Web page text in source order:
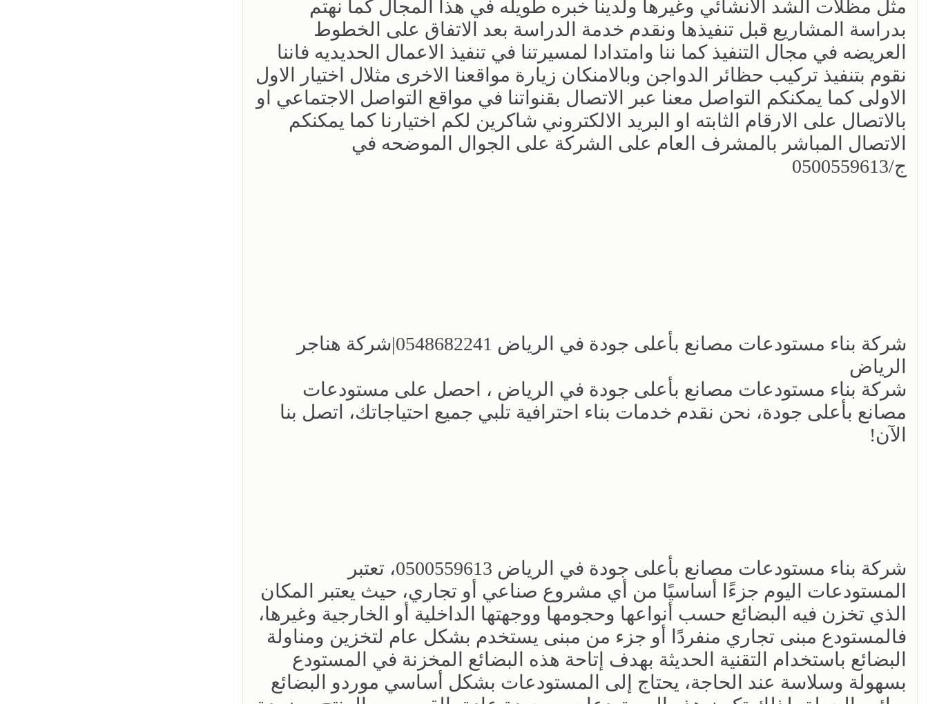
مثل مظلات الشد الانشائي وغيرها ولدينا خبره طويله في هذا المجال كما نهتم
بدراسة المشاريع قبل تنفيذها ونقدم خدمة الدراسة بعد الاتفاق على الخطوط
العريضه في مجال التنفيذ كما ننا وامتدادا لمسيرتنا في تنفيذ الاعمال الحديديه فاننا
نقوم بتنفيذ تركيب حظائر الدواجن وبالامنكان زيارة مواقعنا الاخرى مثلال اختيار الاول
الاولى كما يمكنكم التواصل معنا عبر الاتصال بقنواتنا في مواقع التواصل الاجتماعي او
بالاتصال على الارقام الثابته او البريد الالكتروني شاكرين لكم اختيارنا كما يمكنكم
الاتصال المباشر بالمشرف العام على الشركة على الجوال الموضحه في
ج/0500559613
شركة بناء مستودعات مصانع بأعلى جودة في الرياض 0548682241|شركة هناجر
الرياض
شركة بناء مستودعات مصانع بأعلى جودة في الرياض ، احصل على مستودعات
مصانع بأعلى جودة، نحن نقدم خدمات بناء احترافية تلبي جميع احتياجاتك، اتصل بنا
الآن!
شركة بناء مستودعات مصانع بأعلى جودة في الرياض 0500559613، تعتبر
المستودعات اليوم جزءًا أساسيًا من أي مشروع صناعي أو تجاري، حيث يعتبر المكان
الذي تخزن فيه البضائع حسب أنواعها وحجومها ووجهتها الداخلية أو الخارجية وغيرها،
فالمستودع مبنى تجاري منفردًا أو جزء من مبنى يستخدم بشكل عام لتخزين ومناولة
البضائع باستخدام التقنية الحديثة بهدف إتاحة هذه البضائع المخزنة في المستودع
بسهولة وسلاسة عند الحاجة، يحتاج إلى المستودعات بشكل أساسي موردو البضائع